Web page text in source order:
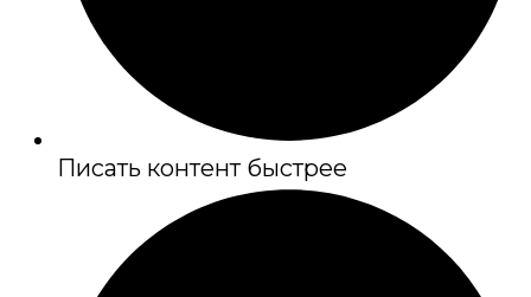
Писать контент быстрее